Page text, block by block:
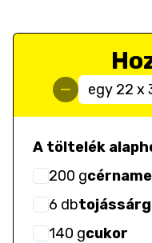
egy 22 x
A töltelék
200 g
6 db
140 gcukor